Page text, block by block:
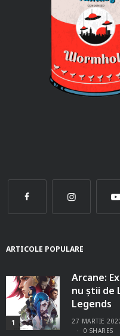
ARTICOLE POPULARE
1
Arcane:
nu știi de
Legends
27 MARTIE
0 SHARES